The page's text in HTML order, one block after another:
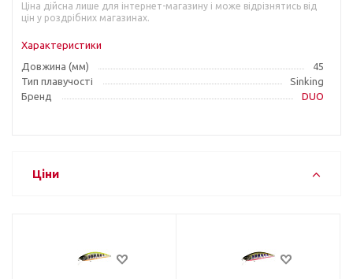
Ціна дійсна лише для інтернет-магазину і може відрізнятись від
цін у роздрібних магазинах.
Характеристики
Довжина (мм)
45
Тип плавучості
Sinking
Бренд
DUO
Ціни